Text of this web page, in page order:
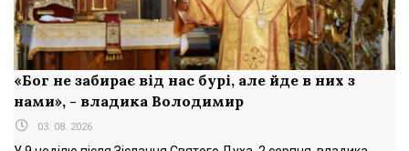
«Бог не забирає від нас бурі, але йде в них з
нами», - владика Володимир
03. 08. 2026